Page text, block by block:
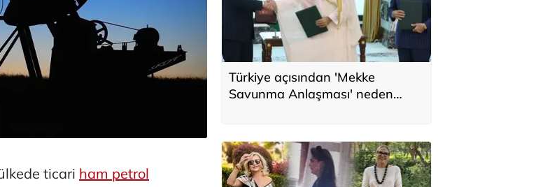
ticari ham petrol
Türkiye açısından 'Mekke
Savunma Anlaşması' neden